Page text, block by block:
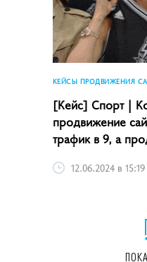
КЕЙСЫ ПРОДВИЖЕНИЯ
[Кейс] Спорт |
продвижение
трафик в 9, а
12.06.2024 в 15:19